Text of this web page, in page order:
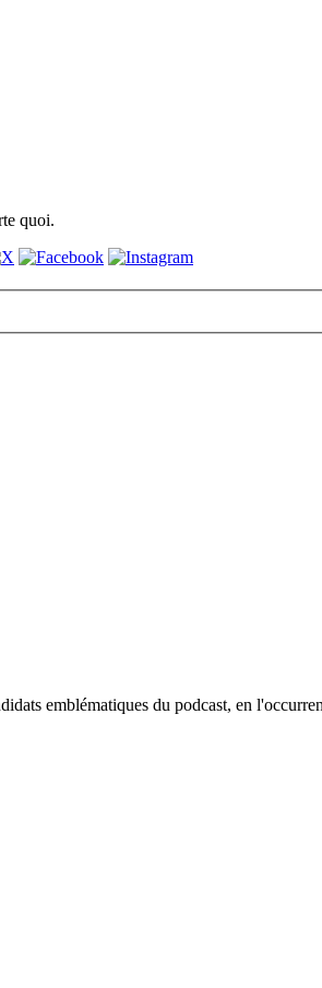
quoi.
emblématiques du podcast, en